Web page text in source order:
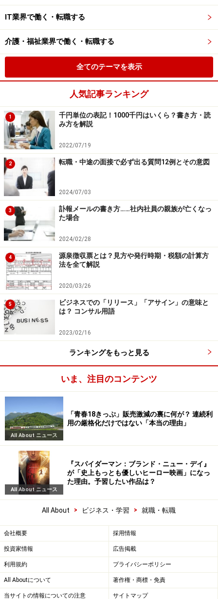
IT業界で働く・転職する
介護・福祉業界で働く・転職する
全てのテーマを表示
人気記事ランキング
1
千円単位の表記！1000千円はいくら？書き方・読
み方を解説
2022/07/19
2 転職・中途の面接で必ず出る質問12例とその意図
2024/07/03
3
訃報メールの書き方……社内社員の親族が亡くなっ
た場合
2024/02/28
4
源泉徴収票とは？見方や発行時期・税額の計算方
法を全て解説
2020/03/26
5
ビジネスでの「リリース」「アサイン」の意味と
は？ コンサル用語
2023/02/16
ランキングをもっと見る
いま、注目のコンテンツ
All About ニュース
「青春18きっぷ」販売激減の裏に何が？ 連続利
用の厳格化だけではない「本当の理由」
All About ニュース
『スパイダーマン：ブランド・ニュー・デイ』
が「史上もっとも優しいヒーロー映画」になっ
た理由。予習したい作品は？
All About > ビジネス・学習 > 就職・転職
会社概要 採用情報
投資家情報 広告掲載
利用規約 プライバシーポリシー
All Aboutについて 著作権・商標・免責
当サイトの情報についての注意 サイトマップ